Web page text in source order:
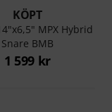
KÖPT
MPX Hybrid
Snare BMB
1 599 kr